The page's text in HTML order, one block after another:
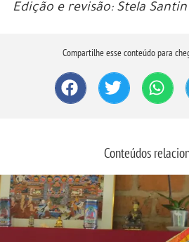
Edição e revisão: Stela Santin
Compartilhe esse conteúdo para
Conteúdos